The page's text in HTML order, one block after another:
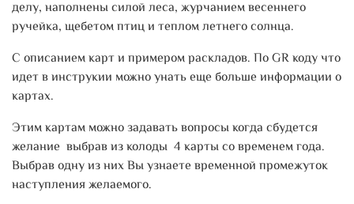
делу, наполнены силой леса, журчанием весеннего
ручейка, щебетом птиц и теплом летнего солнца.
С описанием карт и примером раскладов. По GR коду что
идет в инструкии можно унать еще больше информации о
картах.
Этим картам можно задавать вопросы когда сбудется
желание выбрав из колоды 4 карты со временем года.
Выбрав одну из них Вы узнаете временной промежуток
наступления желаемого.